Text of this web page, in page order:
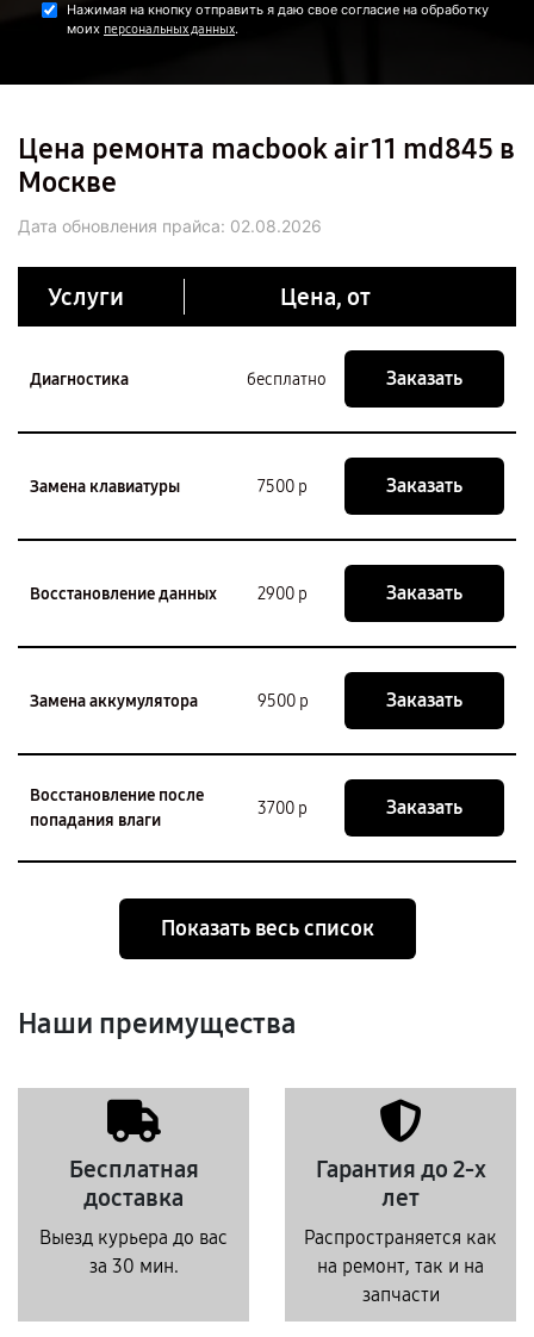
Нажимая на кнопку отправить я даю свое согласие на обработку
моих персональных данных.
Цена ремонта macbook air 11 md845 в
Москве
Дата обновления прайса: 02.08.2026
Услуги Цена, от
Диагностика бесплатно Заказать
Замена клавиатуры 7500 р Заказать
Восстановление данных 2900 р Заказать
Замена аккумулятора 9500 р Заказать
Восстановление после
попадания влаги
3700 р Заказать
Показать весь список
Наши преимущества
Бесплатная
доставка
Выезд курьера до вас
за 30 мин.
Гарантия до 2-х
лет
Распространяется как
на ремонт, так и на
запчасти